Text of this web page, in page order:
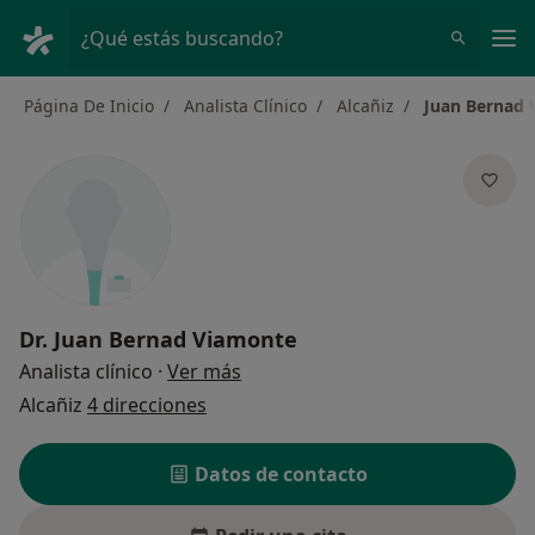
¿Qué estás buscando?
Página De Inicio Analista Clínico Alcañiz Juan Bernad
Dr. Juan Bernad Viamonte
Analista clínico · Ver más
Alcañiz 4 direcciones
Datos de contacto